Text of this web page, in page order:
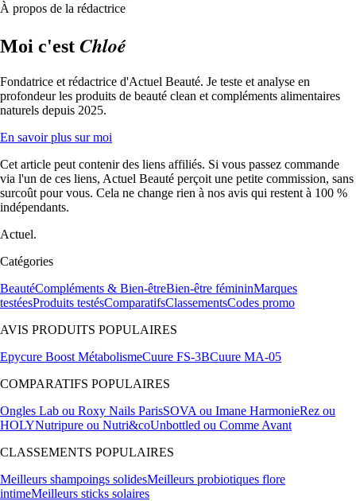
À propos de la rédactrice
Moi c'est Chloé
Fondatrice et rédactrice d'Actuel Beauté. Je teste et analyse en
profondeur les produits de beauté clean et compléments alimentaires
naturels depuis 2025.
En savoir plus sur moi
Cet article peut contenir des liens affiliés. Si vous passez commande
via l'un de ces liens, Actuel Beauté perçoit une petite commission, sans
surcoût pour vous. Cela ne change rien à nos avis qui restent à 100 %
indépendants.
Actuel.
Catégories
BeautéCompléments & Bien-êtreBien-être fémininMarques
testéesProduits testésComparatifsClassementsCodes promo
AVIS PRODUITS POPULAIRES
Epycure Boost MétabolismeCuure FS-3BCuure MA-05
COMPARATIFS POPULAIRES
Ongles Lab ou Roxy Nails ParisSOVA ou Imane HarmonieRez ou
HOLYNutripure ou Nutri&coUnbottled ou Comme Avant
CLASSEMENTS POPULAIRES
Meilleurs shampoings solidesMeilleurs probiotiques flore
intimeMeilleurs sticks solaires